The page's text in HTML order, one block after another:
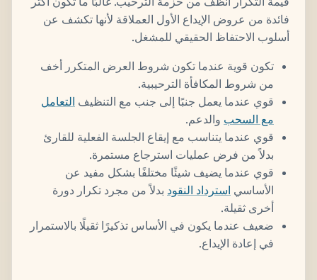
فائدة من عروض الإيداع الأول العملاقة لأنها تكشف عن
أسلوب الاحتفاظ الحقيقي للمشغل.
تكون قوية عندما تكون شروط العرض المتكرر أخف
من شروط المكافأة الترحيبية.
قوي عندما يعمل جنبًا إلى جنب مع التنظيف التعامل
مع السحب والدعم.
قوي عندما يتناسب مع إيقاع الجلسة الفعلية للقارئ
بدلاً من فرض عمليات استرجاع مستمرة.
قوي عندما يضيف شيئًا مختلفًا بشكل مفيد عن
الأساسي استرداد النقود بدلاً من مجرد تكرار دورة
أخرى ثقيلة.
ضعيف عندما يكون في الأساس تذكيرًا ثقيلًا بالاستمرار
في إعادة الإيداع.